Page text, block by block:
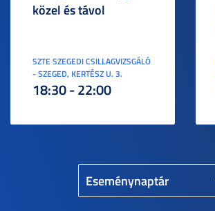
Eseménynaptár
közel és távol
SZTE SZEGEDI CSILLAGVIZSGÁLÓ
- SZEGED, KERTÉSZ U. 3.
18:30 - 22:00